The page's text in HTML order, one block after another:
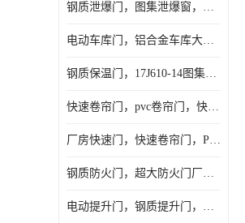
钢质泄爆门，图集泄爆窗，AB型泄爆窗，抗爆门定做
电动车库门，铝合金车库大门，保温车库门厂家，安徽车库门定做
钢质保温门，17J610-14图集保温门，平开钢质保温门
快速卷帘门，pvc卷帘门，快速门厂家，合肥快卷门
厂房快速门，快速卷帘门，PVC快速门
钢质防火门，超大防火门厂家，安徽防火门厂家
电动提升门，钢质提升门，工业滑升门，安徽滑升门厂家